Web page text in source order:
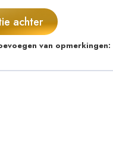
achter
van opmerkingen: